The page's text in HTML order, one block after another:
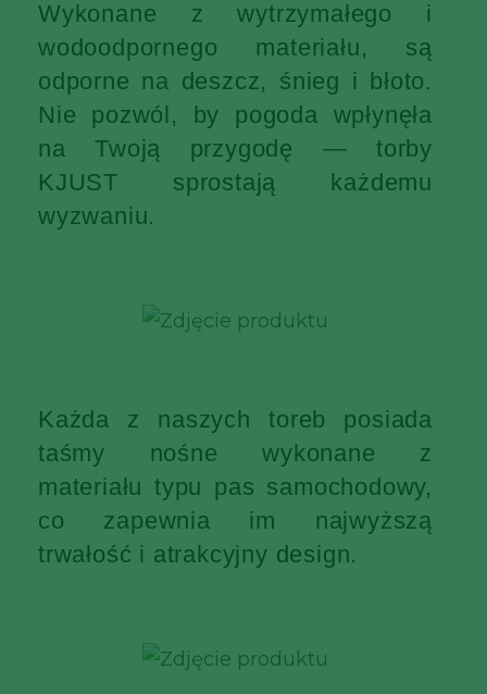
Wykonane z wytrzymałego i
wodoodpornego materiału, są
odporne na deszcz, śnieg i błoto.
Nie pozwól, by pogoda wpłynęła
na Twoją przygodę — torby
KJUST sprostają każdemu
wyzwaniu.
Każda z naszych toreb posiada
taśmy nośne wykonane z
materiału typu pas samochodowy,
co zapewnia im najwyższą
trwałość i atrakcyjny design.